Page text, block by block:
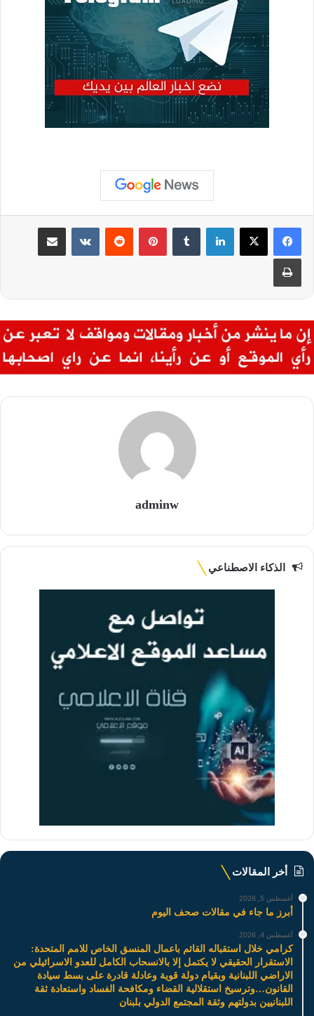
لينكدإن بينتيريست مشاركة عبر البريد
طباعة
adminw
الذكاء الاصطناعي
أخر المقالات
أغسطس 5, 2026
أبرز ما جاء في مقالات صحف اليوم
أغسطس 4, 2026
كرامي خلال استقباله القائم باعمال المنسق الخاص للامم المتحدة:
الاستقرار الحقيقي لا يكتمل إلا بالانسحاب الكامل للعدو الاسرائيلي من
الاراضي اللبنانية وبقيام دولة قوية وعادلة قادرة على بسط سيادة
القانون…وترسيخ استقلالية القضاء ومكافحة الفساد واستعادة ثقة
اللبنانيين بدولتهم وثقة المجتمع الدولي بلبنان